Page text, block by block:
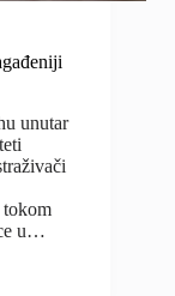
unutar
tokom
u…